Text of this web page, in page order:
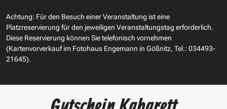
Achtung: Für den Besuch einer Veranstaltung ist eine
Platzreservierung für den jeweiligen Veranstaltungstag erforderlich.
Diese Reservierung können Sie telefonisch vornehmen
(Kartenvorverkauf im Fotohaus Engemann in Gößnitz, Tel.: 034493-
21645).